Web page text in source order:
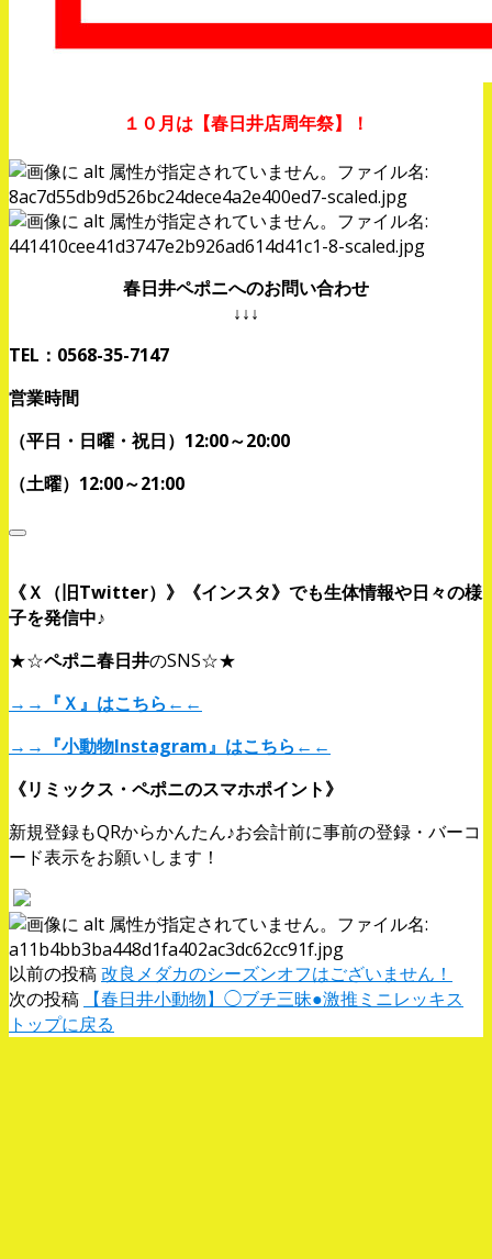
１０月は【春日井店周年祭】！
春日井ペポニへのお問い合わせ
↓↓↓
TEL：0568-35-7147
営業時間
（平日・日曜・祝日）12:00～20:00
（土曜）12:00～21:00
《Ｘ（旧Twitter）》《インスタ》でも生体情報や日々の様
子を発信中♪
★☆ペポニ春日井のSNS☆★
→→ 『Ｘ』はこちら ←←
→→ 『小動物Instagram』はこちら ←←
《リミックス・ペポニのスマホポイント》
新規登録もQRからかんたん♪お会計前に事前の登録・バーコ
ード表示をお願いします！
以前の投稿改良メダカのシーズンオフはございません！
次の投稿
【春日井小動物】◯ブチ三昧●激推ミニレッキス
トップに戻る